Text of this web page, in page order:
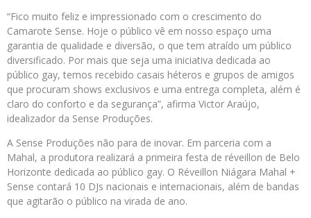
“Fico muito feliz e impressionado com o crescimento do
Camarote Sense. Hoje o público vê em nosso espaço uma
garantia de qualidade e diversão, o que tem atraído um público
diversificado. Por mais que seja uma iniciativa dedicada ao
público gay, temos recebido casais héteros e grupos de amigos
que procuram shows exclusivos e uma entrega completa, além é
claro do conforto e da segurança”, afirma Victor Araújo,
idealizador da Sense Produções.
A Sense Produções não para de inovar. Em parceria com a
Mahal, a produtora realizará a primeira festa de réveillon de Belo
Horizonte dedicada ao público gay. O Réveillon Niágara Mahal +
Sense contará 10 DJs nacionais e internacionais, além de bandas
que agitarão o público na virada de ano.